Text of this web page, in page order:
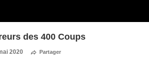
des 400 Coups
2020 Partager